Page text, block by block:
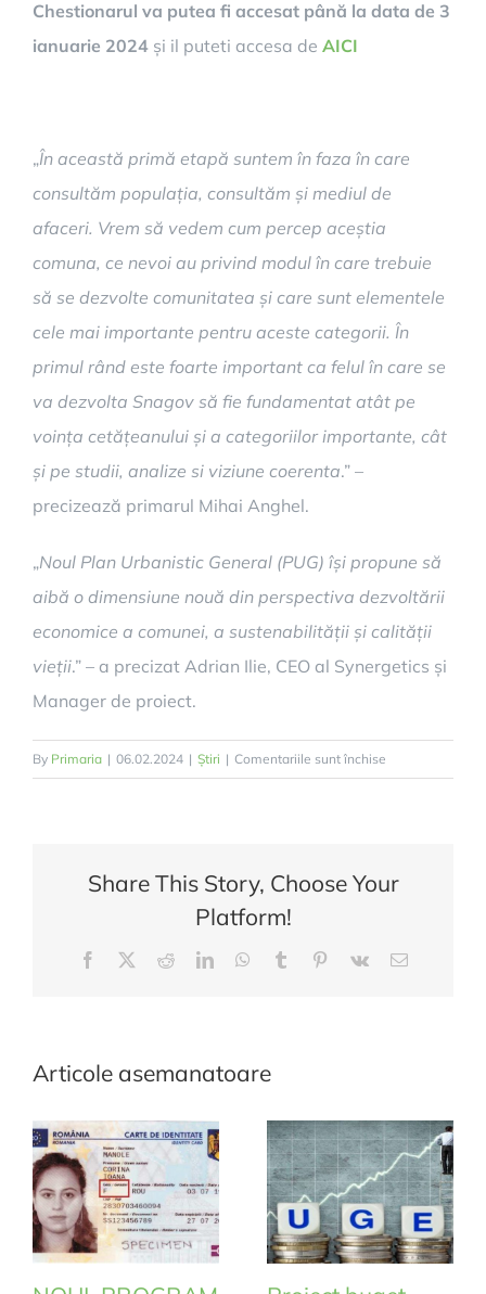
Chestionarul va putea fi accesat până la data de 3
ianuarie 2024 și il puteti accesa de AICI
„În această primă etapă suntem în faza în care
consultăm populația, consultăm și mediul de
afaceri. Vrem să vedem cum percep aceștia
comuna, ce nevoi au privind modul în care trebuie
să se dezvolte comunitatea și care sunt elementele
cele mai importante pentru aceste categorii. În
primul rând este foarte important ca felul în care se
va dezvolta Snagov să fie fundamentat atât pe
voința cetățeanului și a categoriilor importante, cât
și pe studii, analize si viziune coerenta.” –
precizează primarul Mihai Anghel.
„Noul Plan Urbanistic General (PUG) își propune să
aibă o dimensiune nouă din perspectiva dezvoltării
economice a comunei, a sustenabilității și calității
vieții.” – a precizat Adrian Ilie, CEO al Synergetics și
Manager de proiect.
By Primaria | 06.02.2024 | Știri | Comentariile sunt închise
Consultare
Share This Story, Choose Your
Platform!
Facebook
TwitterRedditLinkedInWhatsApp
Tumblr Pinterest
Vk
E-
Articole asemanatoare